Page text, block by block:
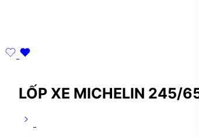
LỐP XE MICHELIN 245/